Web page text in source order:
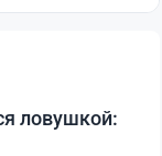
ловушкой: